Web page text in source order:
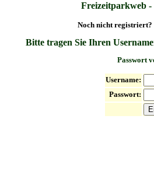
Freizeitparkweb
Noch nicht registriert?
Bitte tragen Sie Ihren
Passwort
Username:
Passwort: